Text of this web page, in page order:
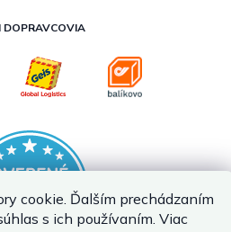
cookie. Ďalším prechádzaním
s ich používaním. Viac
DOPRAVCOVIA